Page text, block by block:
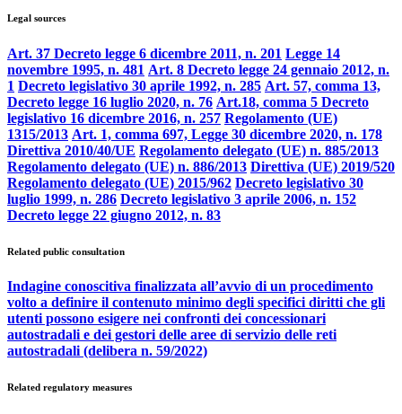
Legal sources
Art. 37 Decreto legge 6 dicembre 2011, n. 201 Legge 14
novembre 1995, n. 481 Art. 8 Decreto legge 24 gennaio 2012, n.
1 Decreto legislativo 30 aprile 1992, n. 285 Art. 57, comma 13,
Decreto legge 16 luglio 2020, n. 76 Art.18, comma 5 Decreto
legislativo 16 dicembre 2016, n. 257 Regolamento (UE)
1315/2013 Art. 1, comma 697, Legge 30 dicembre 2020, n. 178
Direttiva 2010/40/UE Regolamento delegato (UE) n. 885/2013
Regolamento delegato (UE) n. 886/2013 Direttiva (UE) 2019/520
Regolamento delegato (UE) 2015/962 Decreto legislativo 30
luglio 1999, n. 286 Decreto legislativo 3 aprile 2006, n. 152
Decreto legge 22 giugno 2012, n. 83
Related public consultation
Indagine conoscitiva finalizzata all’avvio di un procedimento
volto a definire il contenuto minimo degli specifici diritti che gli
utenti possono esigere nei confronti dei concessionari
autostradali e dei gestori delle aree di servizio delle reti
autostradali (delibera n. 59/2022)
Related regulatory measures